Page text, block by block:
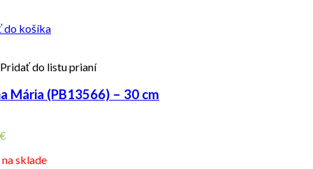
do košíka
Pridať do listu prianí
Mária (PB13566) – 30 cm
€
sklade